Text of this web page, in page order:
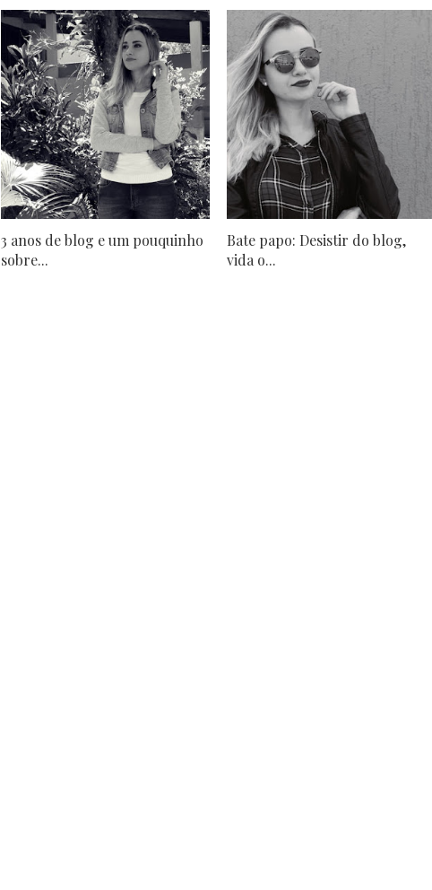
3 anos de blog e um pouquinho
sobre...
Bate papo: Desistir do blog,
vida o...